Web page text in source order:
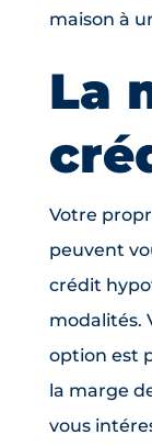
maison à
La
Votre
peuvent
crédit
modalités.
option est
la marge
vous